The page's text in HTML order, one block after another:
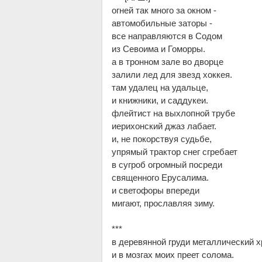
огней так много за окном -
автомобильные заторы -
все направляются в Содом
из Севоима и Гоморры.
а в тронном зале во дворце
залили лед для звезд хоккея.
там удалец на удальце,
и книжники, и саддукеи.
флейтист на выхлопной трубе
иерихонский джаз лабает.
и, не покорствуя судьбе,
упрямый трактор снег сгребает
в сугроб огромный посреди
священного Ерусалима.
и светофоры впереди
мигают, прославляя зиму.
***
в деревянной груди металлический
и в мозгах моих преет солома.